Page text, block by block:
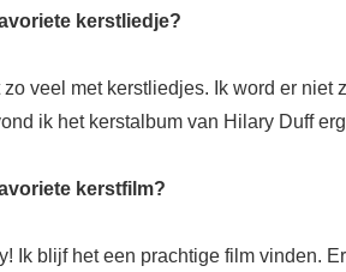
kerstliedje?
zo veel met kerstliedjes. Ik word er
ik het kerstalbum van Hilary Duff
kerstfilm?
Ik blijf het een prachtige film vinden.